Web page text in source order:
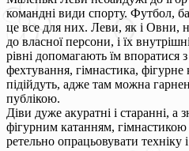
командні види спорту. Футбол,
це все для них. Леви, як і Овни,
до власної персони, і їх
рівні допомагають їм впоратися
фехтування, гімнастика, фігурне
підійдуть, адже там можна
публікою.
Діви дуже акуратні і старанні, а
фігурним катанням,
ретельно опрацьовувати